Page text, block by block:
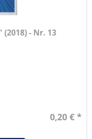
- Nr. 13
0,20 € *